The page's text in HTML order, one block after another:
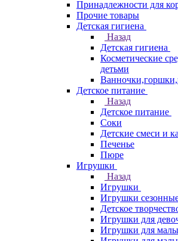
Принадлежности для
Прочие товары
Детская гигиена
Назад
Детская гигиена
Косметические
детьми
Детское питание
Назад
Детское питание
Соки
Детские смеси и
Печенье
Пюре
Игрушки
Назад
Игрушки
Игрушки
Детское
Игрушки для
Игрушки для